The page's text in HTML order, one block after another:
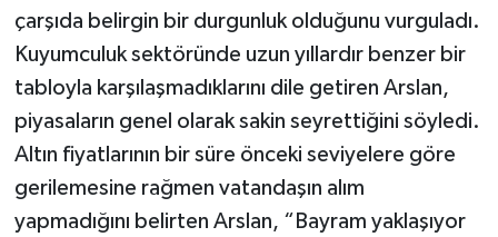
çarşıda belirgin bir durgunluk olduğunu vurguladı.
Kuyumculuk sektöründe uzun yıllardır benzer bir
tabloyla karşılaşmadıklarını dile getiren Arslan,
piyasaların genel olarak sakin seyrettiğini söyledi.
Altın fiyatlarının bir süre önceki seviyelere göre
gerilemesine rağmen vatandaşın alım
yapmadığını belirten Arslan, “Bayram yaklaşıyor